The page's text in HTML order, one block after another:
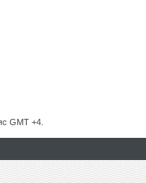
GMT +4.